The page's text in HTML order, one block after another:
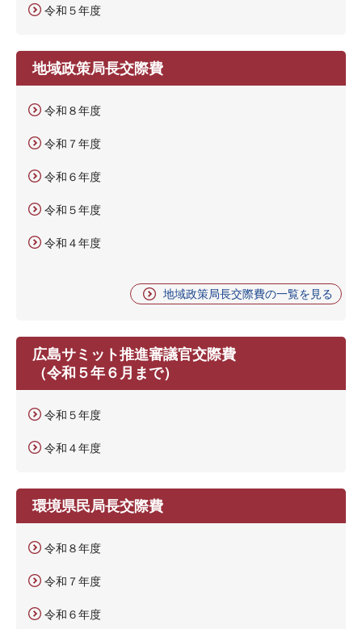
令和５年度
地域政策局長交際費
令和８年度
令和７年度
令和６年度
令和５年度
令和４年度
地域政策局長交際費の一覧を見る
広島サミット推進審議官交際費
（令和５年６月まで）
令和５年度
令和４年度
環境県民局長交際費
令和８年度
令和７年度
令和６年度